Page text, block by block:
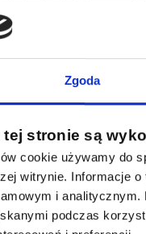
Zgoda
tej stronie są
cookie używamy do
witrynie. Informacje
i analitycznym.
podczas
instalacyjne
w stosunku do
budynków
okablowania
budynkowe
Okablowanie pionowe
Okablowanie poziome
kabli
Systemu
miedziane i
i gniazda